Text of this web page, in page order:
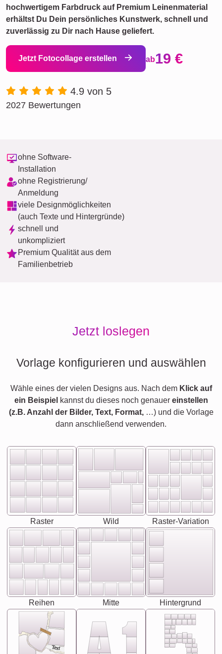
hochwertigem Farbdruck auf Premium Leinenmaterial
erhältst Du Dein persönliches Kunstwerk, schnell und
zuverlässig zu Dir nach Hause geliefert.
Jetzt Fotocollage erstellen ab19 €
4.9 von 5
2027 Bewertungen
ohne Software-
Installation
ohne Registrierung/
Anmeldung
viele Designmöglichkeiten
(auch Texte und Hintergründe)
schnell und
unkompliziert
Premium Qualität aus dem
Familienbetrieb
Jetzt loslegen
Vorlage konfigurieren und auswählen
Wähle eines der vielen Designs aus. Nach dem Klick auf
ein Beispiel kannst du dieses noch genauer einstellen
(z.B. Anzahl der Bilder, Text, Format,…) und die Vorlage
dann anschließend verwenden.
Raster Wild Raster-Variation
Reihen Mitte Hintergrund
Text